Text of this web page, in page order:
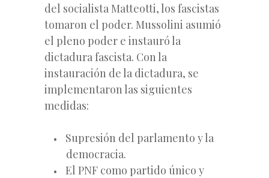
del socialista Matteotti, los fascistas
tomaron el poder. Mussolini asumió
el pleno poder e instauró la
dictadura fascista. Con la
instauración de la dictadura, se
implementaron las siguientes
medidas:
Supresión del parlamento y la
democracia.
El PNF como partido único y